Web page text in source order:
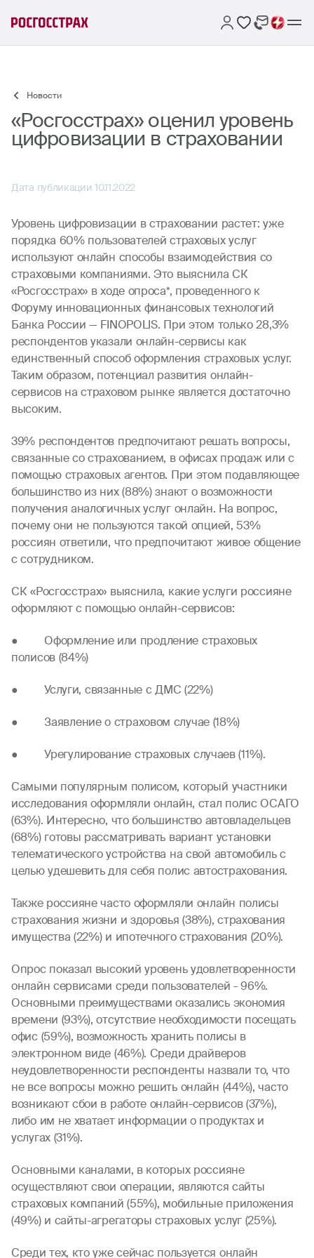
Новости
«Росгосстрах» оценил уровень
цифровизации в страховании
Дата публикации 10.11.2022
Уровень цифровизации в страховании растет: уже
порядка 60% пользователей страховых услуг
используют онлайн способы взаимодействия со
страховыми компаниями. Это выяснила СК
«Росгосстрах» в ходе опроса*, проведенного к
Форуму инновационных финансовых технологий
Банка России — FINOPOLIS. При этом только 28,3%
респондентов указали онлайн-сервисы как
единственный способ оформления страховых услуг.
Таким образом, потенциал развития онлайн-
сервисов на страховом рынке является достаточно
высоким.
39% респондентов предпочитают решать вопросы,
связанные со страхованием, в офисах продаж или с
помощью страховых агентов. При этом подавляющее
большинство из них (88%) знают о возможности
получения аналогичных услуг онлайн. На вопрос,
почему они не пользуются такой опцией, 53%
россиян ответили, что предпочитают живое общение
с сотрудником.
СК «Росгосстрах» выяснила, какие услуги россияне
оформляют с помощью онлайн-сервисов:
● Оформление или продление страховых
полисов (84%)
● Услуги, связанные с ДМС (22%)
●Заявление о страховом случае (18%)
●Урегулирование страховых случаев (11%).
Самыми популярным полисом, который участники
исследования оформляли онлайн, стал полис ОСАГО
(63%). Интересно, что большинство автовладельцев
(68%) готовы рассматривать вариант установки
телематического устройства на свой автомобиль с
целью удешевить для себя полис автострахования.
Также россияне часто оформляли онлайн полисы
страхования жизни и здоровья (38%), страхования
имущества (22%) и ипотечного страхования (20%).
Опрос показал высокий уровень удовлетворенности
онлайн сервисами среди пользователей - 96%.
Основными преимуществами оказались экономия
времени (93%), отсутствие необходимости посещать
офис (59%), возможность хранить полисы в
электронном виде (46%). Среди драйверов
неудовлетворенности респонденты назвали то, что
не все вопросы можно решить онлайн (44%), часто
возникают сбои в работе онлайн-сервисов (37%),
либо им не хватает информации о продуктах и
услугах (31%).
Основными каналами, в которых россияне
осуществляют свои операции, являются сайты
страховых компаний (55%), мобильные приложения
(49%) и сайты-агрегаторы страховых услуг (25%).
Среди тех, кто уже сейчас пользуется онлайн